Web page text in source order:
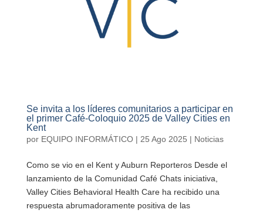
Se invita a los líderes comunitarios a participar en
el primer Café-Coloquio 2025 de Valley Cities en
Kent
por EQUIPO INFORMÁTICO| 25 Ago 2025 | Noticias
Como se vio en el Kent y Auburn Reporteros Desde el
lanzamiento de la Comunidad Café Chats iniciativa,
Valley Cities Behavioral Health Care ha recibido una
respuesta abrumadoramente positiva de las